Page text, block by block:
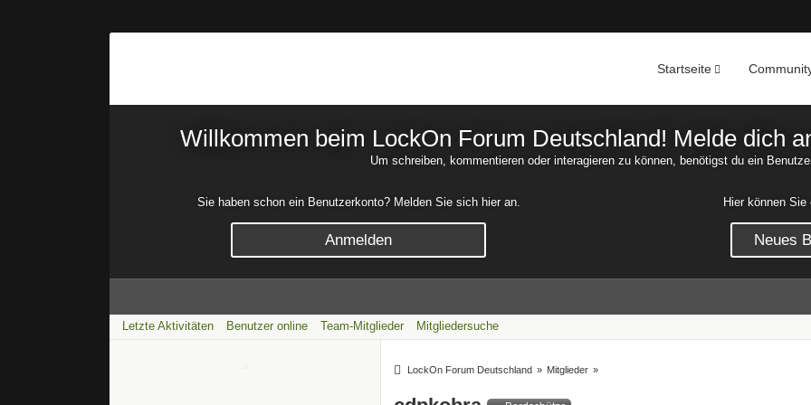
Startseite
Willkommen beim LockOn Forum Deutschland! Melde dich
Um schreiben, kommentieren oder interagieren zu können, benötigst du ein
Sie haben schon ein Benutzerkonto? Melden Sie sich hier an.
Anmelden
Hier können
Neues
Letzte Aktivitäten Benutzer online Team-Mitglieder Mitgliedersuche
LockOn Forum Deutschland » Mitglieder »